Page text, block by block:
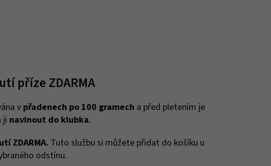
příze ZDARMA
v přadenech po 100 gramech a před pletením je
ji navinout do klubka.
ZDARMA. Tuto službu si můžete přidat do košíku u
odstínu.